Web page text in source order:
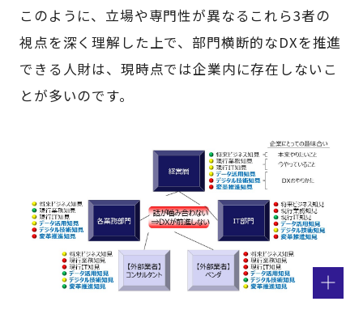
このように、立場や専門性が異なるこれら3者の
視点を深く理解した上で、部門横断的なDXを推進
できる人財は、現時点では企業内に存在しないこ
とが多いのです。